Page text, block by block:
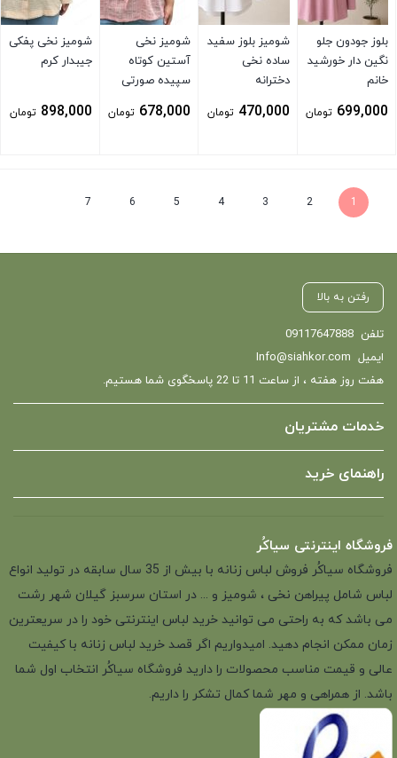
بلوز جودون جلو
نگین دار خورشید
خانم
699,000 تومان
شومیز بلوز سفید
ساده نخی
دخترانه
470,000 تومان
شومیز نخی
آستین کوتاه
سپیده صورتی
678,000 تومان
شومیز نخی پفکی
جیبدار کرم
898,000 تومان
1
2
3
4
5
6
7
رفتن به بالا
تلفن 09117647888
ایمیل Info@siahkor.com
هفت روز هفته ، از ساعت 11 تا 22 پاسخگوی شما هستیم.
خدمات مشتریان
راهنمای خرید
فروشگاه اینترنتی سیاکُر
فروشگاه سیاکُر فروش لباس زنانه با بیش از 35 سال سابقه در تولید انواع
لباس شامل پیراهن نخی ، شومیز و ... در استان سرسبز گیلان شهر رشت
می باشد که به راحتی می توانید خرید لباس اینترنتی خود را در سریعترین
زمان ممکن انجام دهید. امیدواریم اگر قصد خرید لباس زنانه با کیفیت
عالی و قیمت مناسب محصولات را دارید فروشگاه سیاکُر انتخاب اول شما
باشد. از همراهی و مهر شما کمال تشکر را داریم.